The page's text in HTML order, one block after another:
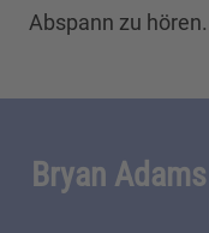
Abspann zu hören.
Bryan